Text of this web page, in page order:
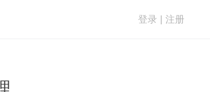
登录 注册